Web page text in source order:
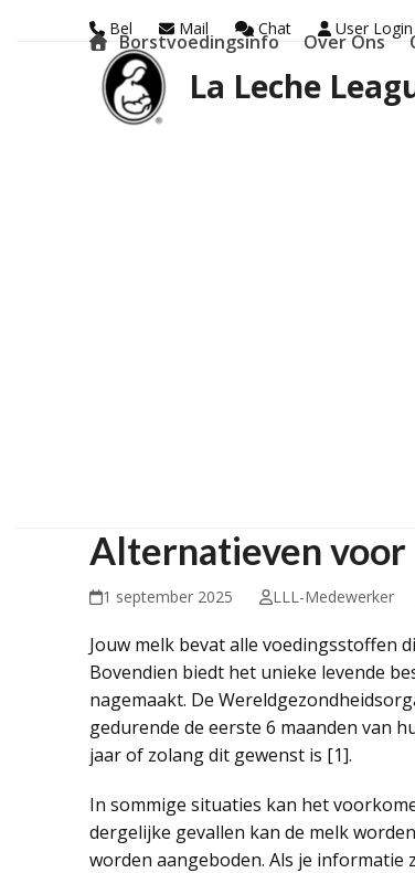
Bel Mail Chat User Login
La Leche
Borstvoedingsinfo Over Ons
Alternatieven voor
1 september 2025 LLL-Medewerker
Jouw melk bevat alle voedingsstoffen
Bovendien biedt het unieke levende
nagemaakt. De
gedurende de eerste 6 maanden van
jaar of zolang dit gewenst is [1].
In sommige situaties kan het
dergelijke gevallen kan de melk
worden aangeboden. Als je